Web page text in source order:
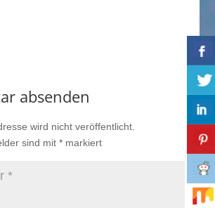
absenden
wird nicht veröffentlicht.
sind mit *markiert